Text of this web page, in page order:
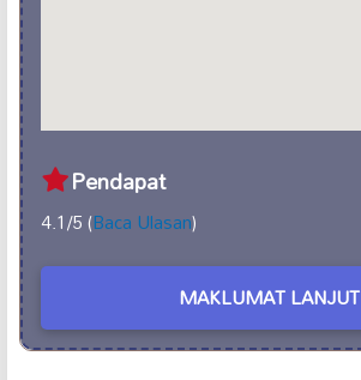
Pendapat
4.1/5 (Baca Ulasan)
MAKLUMAT LANJUT